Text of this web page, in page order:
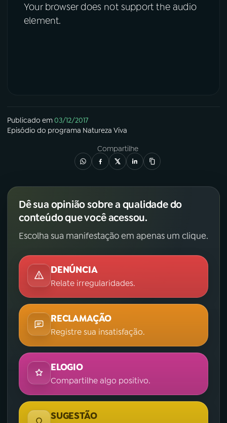
Your browser does not support the audio
element.
Publicado em03/12/2017
Episódio do programa Natureza Viva
Compartilhe
Dê sua opinião sobre a qualidade do
conteúdo que você acessou.
Escolha sua manifestação em apenas um clique.
DENÚNCIA
Relate irregularidades.
RECLAMAÇÃO
Registre sua insatisfação.
ELOGIO
Compartilhe algo positivo.
SUGESTÃO